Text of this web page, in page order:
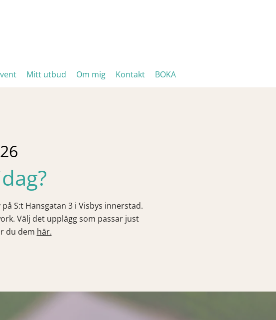
Mitt utbud Om mig Kontakt BOKA
S:t Hansgatan 3 i Visbys innerstad.
Välj det upplägg som passar just
du dem här.